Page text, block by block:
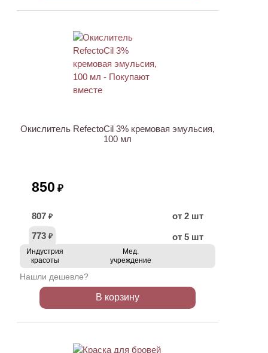
Окислитель RefectoCil 3% кремовая эмульсия,
100 мл
850 ₽
807 ₽
от 2 шт
773 ₽ от 5 шт
Индустрия
красоты
Мед.
учреждение
Нашли дешевле?
В корзину